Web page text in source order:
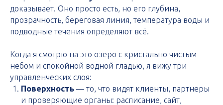
доказывает. Оно просто есть, но его глубина,
прозрачность, береговая линия, температура воды и
подводные течения определяют всё.
Когда я смотрю на это озеро с кристально чистым
небом и спокойной водной гладью, я вижу три
управленческих слоя:
Поверхность — то, что видят клиенты, партнеры
и проверяющие органы: расписание, сайт,